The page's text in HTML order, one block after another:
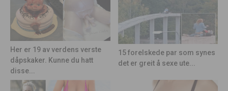
Her er 19 av verdens verste
dåpskaker. Kunne du hatt
disse...
15 forelskede par som synes
det er greit å sexe ute...